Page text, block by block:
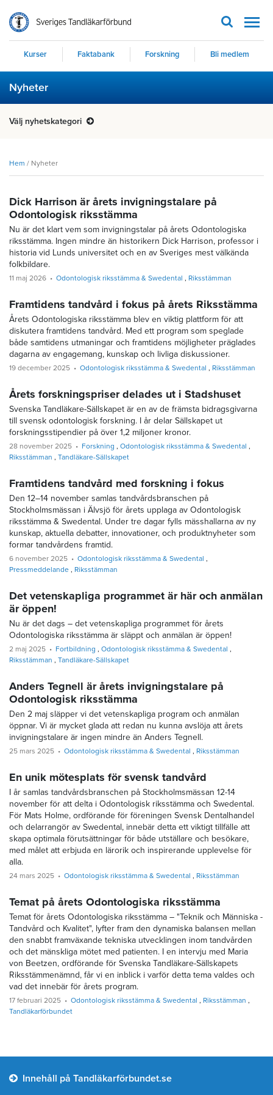
Kurser Faktabank Forskning Bli medlem
Nyheter
Välj nyhetskategori
Hem / Nyheter
Dick Harrison är årets invigningstalare på
Odontologisk riksstämma
Nu är det klart vem som invigningstalar på årets Odontologiska
riksstämma. Ingen mindre än historikern Dick Harrison, professor i
historia vid Lunds universitet och en av Sveriges mest välkända
folkbildare.
11 maj 2026 Odontologisk riksstämma & Swedental Riksstämman
Framtidens tandvård i fokus på årets Riksstämma
Årets Odontologiska riksstämma blev en viktig plattform för att
diskutera framtidens tandvård. Med ett program som speglade
både samtidens utmaningar och framtidens möjligheter präglades
dagarna av engagemang, kunskap och livliga diskussioner.
19 december 2025 Odontologisk riksstämma & Swedental Riksstämman
Årets forskningspriser delades ut i Stadshuset
Svenska Tandläkare-Sällskapet är en av de främsta bidragsgivarna
till svensk odontologisk forskning. I år delar Sällskapet ut
forskningsstipendier på över 1,2 miljoner kronor.
28 november 2025 Forskning
Odontologisk riksstämma & Swedental
Riksstämman
Tandläkare-Sällskapet
Framtidens tandvård med forskning i fokus
Den 12–14 november samlas tandvårdsbranschen på
Stockholmsmässan i Älvsjö för årets upplaga av Odontologisk
riksstämma & Swedental. Under tre dagar fylls mässhallarna av ny
kunskap, aktuella debatter, innovationer, och produktnyheter som
formar tandvårdens framtid.
6 november 2025
Odontologisk riksstämma & Swedental
Pressmeddelande
Riksstämman
Det vetenskapliga programmet är här och anmälan
är öppen!
Nu är det dags – det vetenskapliga programmet för årets
Odontologiska riksstämma är släppt och anmälan är öppen!
2 maj 2025 Fortbildning
Odontologisk riksstämma & Swedental
Riksstämman
Tandläkare-Sällskapet
Anders Tegnell är årets invigningstalare på
Odontologisk riksstämma
Den 2 maj släpper vi det vetenskapliga program och anmälan
öppnar. Vi är mycket glada att redan nu kunna avslöja att årets
invigningstalare är ingen mindre än Anders Tegnell.
25 mars 2025 Odontologisk riksstämma & Swedental Riksstämman
En unik mötesplats för svensk tandvård
I år samlas tandvårdsbranschen på Stockholmsmässan 12-14
november för att delta i Odontologisk riksstämma och Swedental.
För Mats Holme, ordförande för föreningen Svensk Dentalhandel
och delarrangör av Swedental, innebär detta ett viktigt tillfälle att
skapa optimala förutsättningar för både utställare och besökare,
med målet att erbjuda en lärorik och inspirerande upplevelse för
alla.
24 mars 2025 Odontologisk riksstämma & Swedental Riksstämman
Temat på årets Odontologiska riksstämma
Temat för årets Odontologiska riksstämma – "Teknik och Människa -
Tandvård och Kvalitet", lyfter fram den dynamiska balansen mellan
den snabbt framväxande tekniska utvecklingen inom tandvården
och det mänskliga mötet med patienten. I en intervju med Maria
von Beetzen, ordförande för Svenska Tandläkare-Sällskapets
Riksstämmenämnd, får vi en inblick i varför detta tema valdes och
vad det innebär för årets program.
17 februari 2025 Odontologisk riksstämma & Swedental
Riksstämman
Tandläkarförbundet
Innehåll på Tandläkarförbundet.se